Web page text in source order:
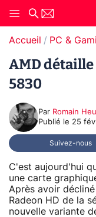
Accueil PC &
AMD détaille
5830
Par Romain
Publié le 25
Suivez-nous
C'est aujourd'hui
une carte
Après avoir
Radeon HD de la
nouvelle variante